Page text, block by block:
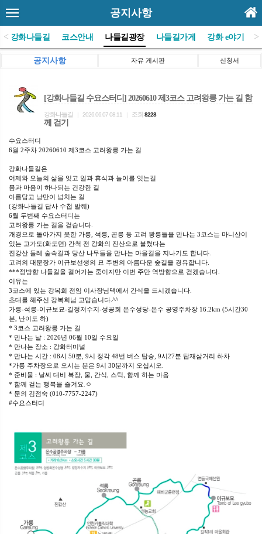
공지사항
<)강화나들길 코스안내 나들길광장 나들길가게 강화 e야기 >
공지사항 자유 게시판 신청서
[강화나들길 수요스터디] 20260610 제3코스 고려왕릉 가는 길 함
께 걷기
강화나들길 2026.06.07 08:11 조회 8228
수요스터디
6월 2주차 20260610 제3코스 고려왕릉 가는 길
강화나들길은
어제와 오늘의 삶을 잇고 일과 휴식과 놀이를 잇는길
몸과 마음이 하나되는 건강한 길
아름답고 낭만이 넘치는 길
(강화나들길 답사 수첩 발췌)
6월 두번째 수요스터디는
고려왕릉 가는 길을 걷습니다.
개경으로 돌아가지 못한 가릉, 석릉, 곤릉 등 고려 왕릉들을 만나는 3코스는 마니산이
있는 고가도(화도면) 간척 전 강화의 진산으로 불렸다는
진강산 둘레 숲속길과 당산 나무들을 만나는 마을길을 지나기도 합니다.
고려의 대문장가 이규보선생의 묘 주변의 아름다운 숲길을 경유합니다.
***정방향 나들길을 걸어가는 중이지만 이번 주만 역방향으로 걷겠습니다.
이유는
3코스에 있는 강복희 전임 이사장님댁에서 간식을 드시겠습니다.
초대를 해주신 강복희님 고맙습니다.^^
가릉-석릉-이규보묘-길정저수지-성공회 온수성당-온수 공영주차장 16.2km (5시간30
분, 난이도 하)
* 3코스 고려왕릉 가는 길
* 만나는 날 : 2026년 06월 10일 수요일
* 만나는 장소 : 강화터미널
* 만나는 시간 : 08시 50분, 9시 정각 48번 버스 탑승, 9시27분 탑재삼거리 하차
*가릉 주차장으로 오시는 분은 9시 30분까지 오십시오.
* 준비물 : 날씨 대비 복장, 물, 간식, 스틱, 함께 하는 마음
* 함께 걷는 행복을 즐겨요.ㅇ
* 문의 김점숙 (010-7757-2247)
#수요스터디